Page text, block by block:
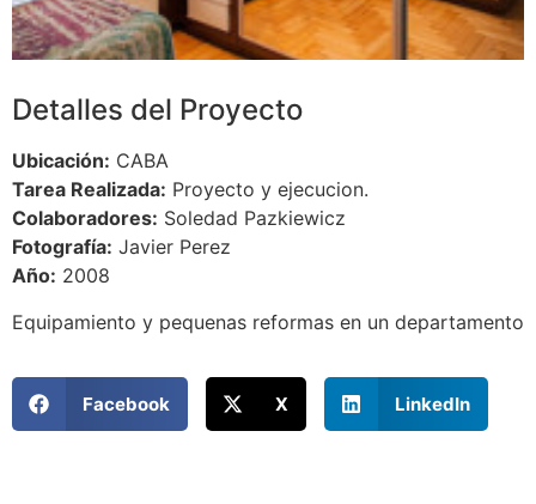
Detalles del Proyecto
Ubicación: CABA
Tarea Realizada: Proyecto y ejecucion.
Colaboradores: Soledad Pazkiewicz
Fotografía: Javier Perez
Año: 2008
Equipamiento y pequenas reformas en un departamento
Facebook X LinkedIn